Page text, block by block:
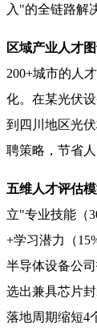
入"的全链路解
区域产业人才
200+城市的人
化。在某光伏
到四川地区光
聘策略，节省
五维人才评估
立"专业技能（
+学习潜力（
半导体设备公
选出兼具芯片
落地周期缩短4